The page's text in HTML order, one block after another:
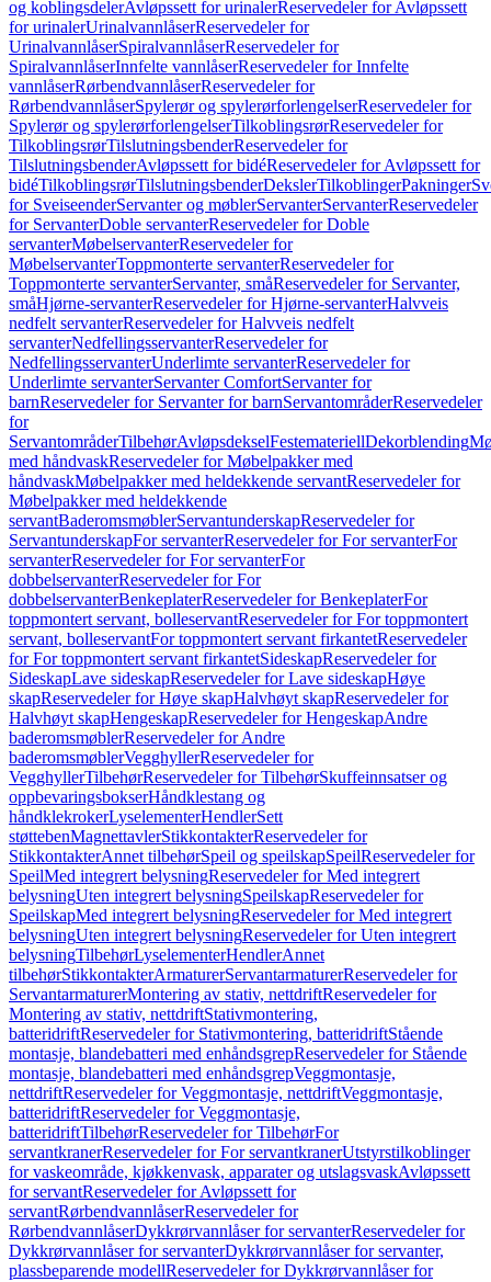
og koblingsdelerAvløpssett for urinalerReservedeler for Avløpssett
for urinalerUrinalvannlåserReservedeler for
UrinalvannlåserSpiralvannlåserReservedeler for
SpiralvannlåserInnfelte vannlåserReservedeler for Innfelte
vannlåserRørbendvannlåserReservedeler for
RørbendvannlåserSpylerør og spylerørforlengelserReservedeler for
Spylerør og spylerørforlengelserTilkoblingsrørReservedeler for
TilkoblingsrørTilslutningsbenderReservedeler for
TilslutningsbenderAvløpssett for bidéReservedeler for Avløpssett for
bidéTilkoblingsrørTilslutningsbenderDekslerTilkoblingerPakninger
for SveiseenderServanter og møblerServanterServanterReservedeler
for ServanterDoble servanterReservedeler for Doble
servanterMøbelservanterReservedeler for
MøbelservanterToppmonterte servanterReservedeler for
Toppmonterte servanterServanter, småReservedeler for Servanter,
småHjørne-servanterReservedeler for Hjørne-servanterHalvveis
nedfelt servanterReservedeler for Halvveis nedfelt
servanterNedfellingsservanterReservedeler for
NedfellingsservanterUnderlimte servanterReservedeler for
Underlimte servanterServanter ComfortServanter for
barnReservedeler for Servanter for barnServantområderReservedeler
for
ServantområderTilbehørAvløpsdekselFestemateriellDekorblending
med håndvaskReservedeler for Møbelpakker med
håndvaskMøbelpakker med heldekkende servantReservedeler for
Møbelpakker med heldekkende
servantBaderomsmøblerServantunderskapReservedeler for
ServantunderskapFor servanterReservedeler for For servanterFor
servanterReservedeler for For servanterFor
dobbelservanterReservedeler for For
dobbelservanterBenkeplaterReservedeler for BenkeplaterFor
toppmontert servant, bolleservantReservedeler for For toppmontert
servant, bolleservantFor toppmontert servant firkantetReservedeler
for For toppmontert servant firkantetSideskapReservedeler for
SideskapLave sideskapReservedeler for Lave sideskapHøye
skapReservedeler for Høye skapHalvhøyt skapReservedeler for
Halvhøyt skapHengeskapReservedeler for HengeskapAndre
baderomsmøblerReservedeler for Andre
baderomsmøblerVegghyllerReservedeler for
VegghyllerTilbehørReservedeler for TilbehørSkuffeinnsatser og
oppbevaringsbokserHåndklestang og
håndklekrokerLyselementerHendlerSett
støttebenMagnettavlerStikkontakterReservedeler for
StikkontakterAnnet tilbehørSpeil og speilskapSpeilReservedeler for
SpeilMed integrert belysningReservedeler for Med integrert
belysningUten integrert belysningSpeilskapReservedeler for
SpeilskapMed integrert belysningReservedeler for Med integrert
belysningUten integrert belysningReservedeler for Uten integrert
belysningTilbehørLyselementerHendlerAnnet
tilbehørStikkontakterArmaturerServantarmaturerReservedeler for
ServantarmaturerMontering av stativ, nettdriftReservedeler for
Montering av stativ, nettdriftStativmontering,
batteridriftReservedeler for Stativmontering, batteridriftStående
montasje, blandebatteri med enhåndsgrepReservedeler for Stående
montasje, blandebatteri med enhåndsgrepVeggmontasje,
nettdriftReservedeler for Veggmontasje, nettdriftVeggmontasje,
batteridriftReservedeler for Veggmontasje,
batteridriftTilbehørReservedeler for TilbehørFor
servantkranerReservedeler for For servantkranerUtstyrstilkoblinger
for vaskeområde, kjøkkenvask, apparater og utslagsvaskAvløpssett
for servantReservedeler for Avløpssett for
servantRørbendvannlåserReservedeler for
RørbendvannlåserDykkrørvannlåser for servanterReservedeler for
Dykkrørvannlåser for servanterDykkrørvannlåser for servanter,
plassbeparende modellReservedeler for Dykkrørvannlåser for